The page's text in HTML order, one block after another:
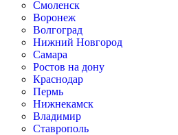
Смоленск
Воронеж
Волгоград
Нижний Новгород
Самара
Ростов на дону
Краснодар
Пермь
Нижнекамск
Владимир
Ставрополь